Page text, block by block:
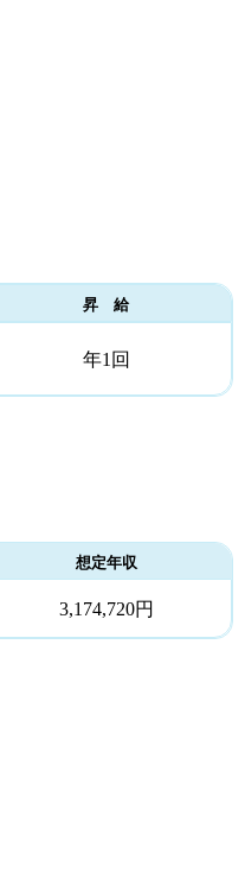
昇 給
年1回
想定年収
3,174,720円